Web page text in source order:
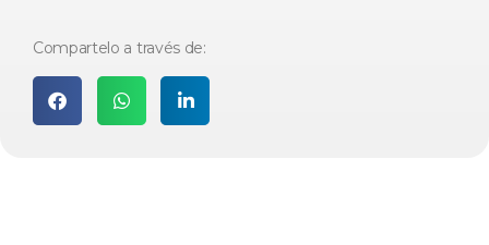
Compartelo a través de: